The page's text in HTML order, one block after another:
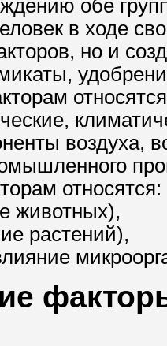
обе
в ходе
но и
воздуха,
относятся:
животных),
растений),